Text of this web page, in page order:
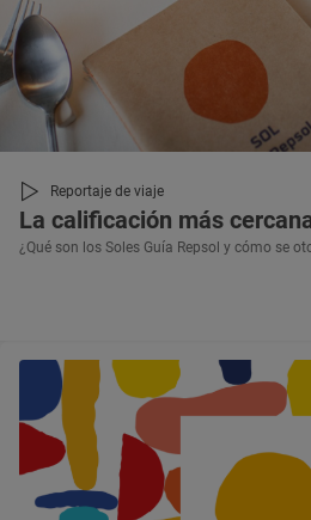
Reportaje de viaje
La calificación más
¿Qué son los Soles Guía Repsol y cómo se